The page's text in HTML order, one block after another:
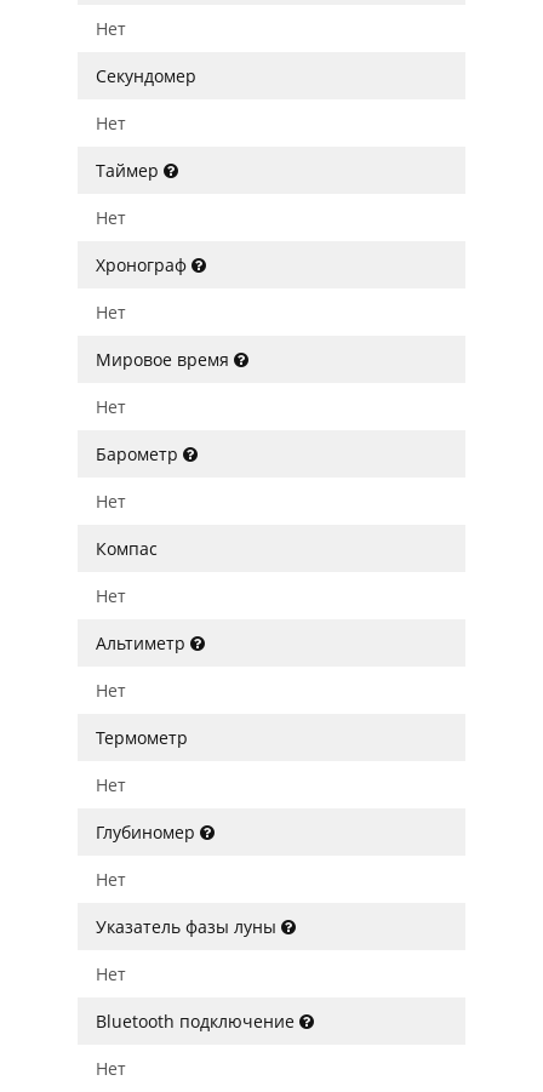
Нет
Секундомер
Нет
Таймер
Нет
Хронограф
Нет
Мировое время
Нет
Барометр
Нет
Компас
Нет
Альтиметр
Нет
Термометр
Нет
Глубиномер
Нет
Указатель фазы луны
Нет
Bluetooth подключение
Нет